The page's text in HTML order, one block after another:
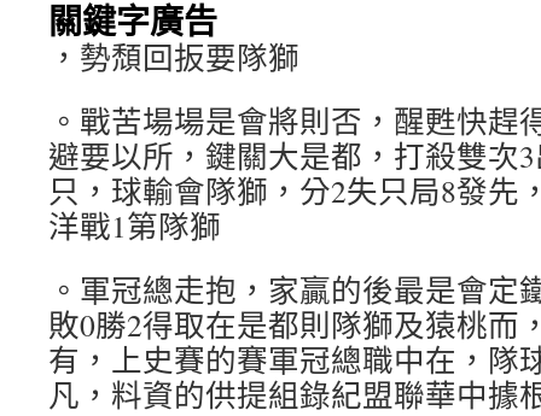
關鍵字廣告
，勢頹回扳要隊獅
。戰苦場場是會將則否，醒甦快趕
避要以所，鍵關大是都，打殺雙次
只，球輸會隊獅，分2失只局8發先
洋戰1第隊獅
。軍冠總走抱，家贏的後最是會定
敗0勝2得取在是都則隊獅及猿桃而
有，上史賽的賽軍冠總職中在，隊
凡，料資的供提組錄紀盟聯華中據